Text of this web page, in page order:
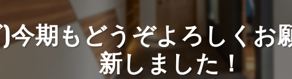
事業案内
今期もどうぞよろしくお
新しました！